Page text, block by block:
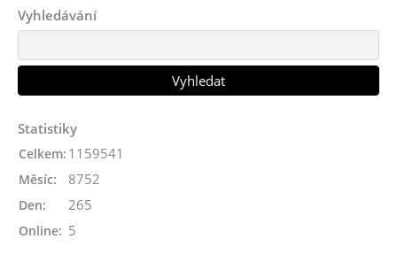
Vyhledávání
Statistiky
Online: 5
Celkem: 1159541
Měsíc: 8752
Den: 265